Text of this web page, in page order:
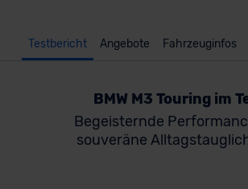
Testbericht Angebote Fahrzeuginfos
BMW M3 Touring im
Begeisternde
souveräne